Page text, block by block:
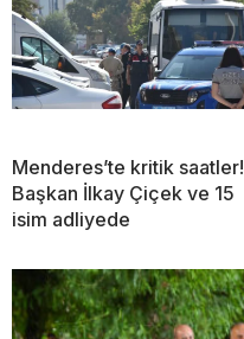
Menderes’te kritik saatler!
Başkan İlkay Çiçek ve 15
isim adliyede